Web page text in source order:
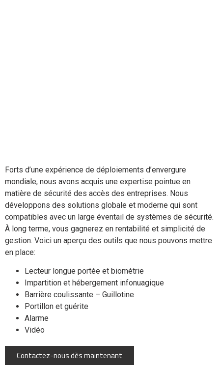
Forts d’une expérience de déploiements d’envergure
mondiale, nous avons acquis une expertise pointue en
matière de sécurité des accès des entreprises. Nous
développons des solutions globale et moderne qui sont
compatibles avec un large éventail de systèmes de sécurité.
À long terme, vous gagnerez en rentabilité et simplicité de
gestion. Voici un aperçu des outils que nous pouvons mettre
en place:
Lecteur longue portée et biométrie
Impartition et hébergement infonuagique
Barrière coulissante – Guillotine
Portillon et guérite
Alarme
Vidéo
Contactez-nous dès maintenant